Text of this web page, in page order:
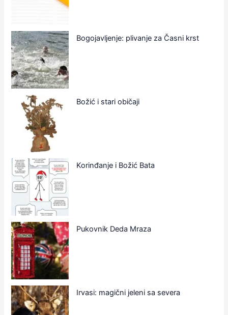
Bogojavljenje: plivanje za Časni krst
Božić i stari običaji
Korinđanje i Božić Bata
Pukovnik Deda Mraza
Irvasi: magični jeleni sa severa